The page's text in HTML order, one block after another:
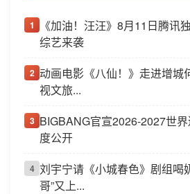
1
《加油！汪汪》8月11日腾讯
综艺来袭
2 动画电影《八仙！》走进增城
视文旅...
3 BIGBANG官宣2026-2027世
度公开
4 刘宇宁请《小城春色》剧组喝
哥”又上...